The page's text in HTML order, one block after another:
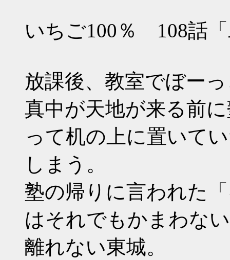
いちご100％ 108話
放課後、教室でぼー
真中が天地が来る前
って机の上に置いて
しまう。
塾の帰りに言われた
はそれでもかまわな
離れない東城。